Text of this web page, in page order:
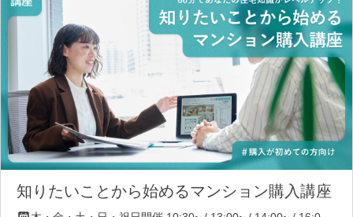
知りたいことから始めるマンション購入講座